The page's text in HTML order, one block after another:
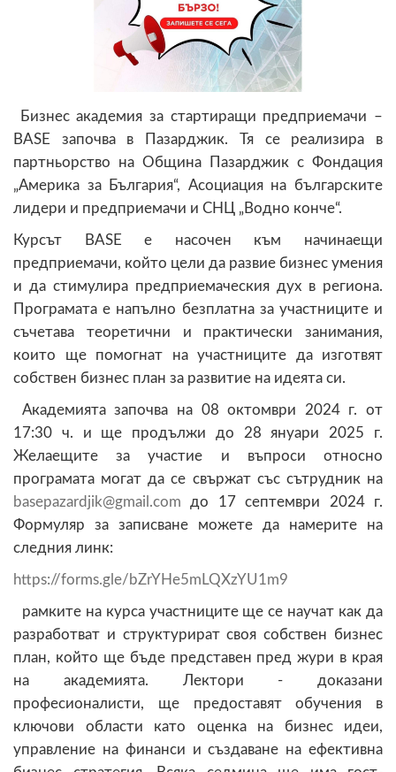
Бизнес академия за стартиращи предприемачи –
BASE започва в Пазарджик. Тя се реализира в
партньорство на Община Пазарджик с Фондация
„Америка за България“, Асоциация на българските
лидери и предприемачи и СНЦ „Водно конче“.
Курсът BASE е насочен към начинаещи
предприемачи, който цели да развие бизнес умения
и да стимулира предприемаческия дух в региона.
Програмата е напълно безплатна за участниците и
съчетава теоретични и практически занимания,
които ще помогнат на участниците да изготвят
собствен бизнес план за развитие на идеята си.
Академията започва на 08 октомври 2024 г. от
17:30 ч. и ще продължи до 28 януари 2025 г.
Желаещите за участие и въпроси относно
програмата могат да се свържат със сътрудник на
@
до 17 септември 2024 г.
Формуляр за записване можете да намерите на
следния линк:
https://forms.gle/bZrYHe5mLQXzYU1m9
рамките на курса участниците ще се научат как да
разработват и структурират своя собствен бизнес
план, който ще бъде представен пред жури в края
на академията. Лектори - доказани
професионалисти, ще предоставят обучения в
ключови области като оценка на бизнес идеи,
управление на финанси и създаване на ефективна